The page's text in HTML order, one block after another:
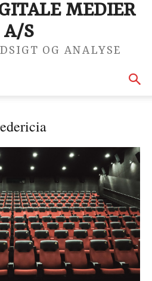
MEDIER
A/S
OG ANALYSE